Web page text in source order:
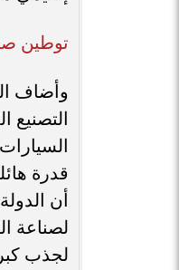
​توطين
​وأضاف
التصنيع
قدرة
أن
لصناعة
لجذب